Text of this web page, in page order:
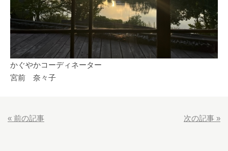
かぐやかコーディネーター
宮前 奈々子
« 前の記事 次の記事 »